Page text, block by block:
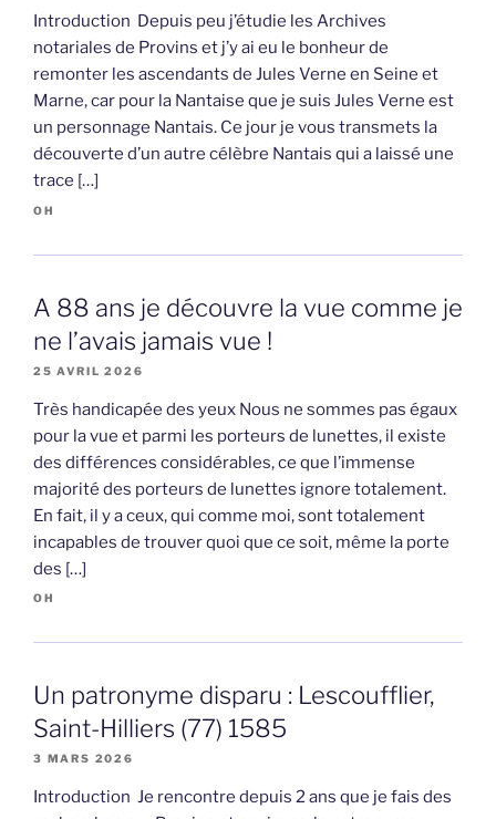
Introduction Depuis peu j’étudie les Archives
notariales de Provins et j’y ai eu le bonheur de
remonter les ascendants de Jules Verne en Seine et
Marne, car pour la Nantaise que je suis Jules Verne est
un personnage Nantais. Ce jour je vous transmets la
découverte d’un autre célèbre Nantais qui a laissé une
trace […]
OH
A 88 ans je découvre la vue comme je
ne l’avais jamais vue !
25 AVRIL 2026
Très handicapée des yeux Nous ne sommes pas égaux
pour la vue et parmi les porteurs de lunettes, il existe
des différences considérables, ce que l’immense
majorité des porteurs de lunettes ignore totalement.
En fait, il y a ceux, qui comme moi, sont totalement
incapables de trouver quoi que ce soit, même la porte
des […]
OH
Un patronyme disparu : Lescoufflier,
Saint-Hilliers (77) 1585
3 MARS 2026
Introduction Je rencontre depuis 2 ans que je fais des